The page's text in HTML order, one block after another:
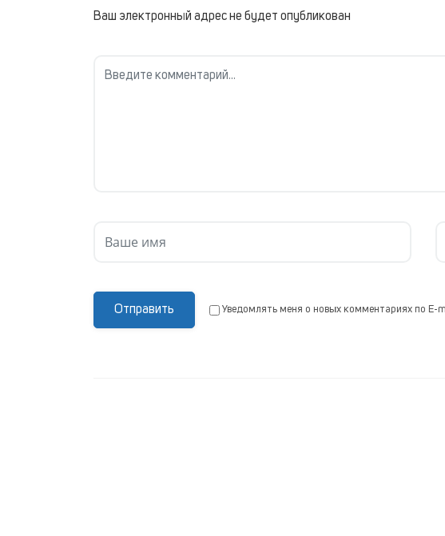
Ваш электронный адрес не будет опубликован
Отправить Уведомлять меня о новых комментариях по E-